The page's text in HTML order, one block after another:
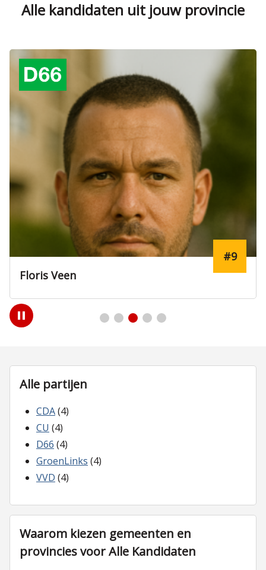
Alle kandidaten uit jouw provincie
Floris Veen
#9
Play
/
Alle partijen
CDA(4)
CU (4)
D66 (4)
GroenLinks (4)
VVD (4)
Waarom kiezen gemeenten en
provincies voor Alle Kandidaten